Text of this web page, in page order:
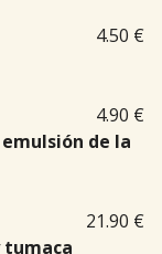
4.50 €
4.90 €
de la
21.90 €
tumaca